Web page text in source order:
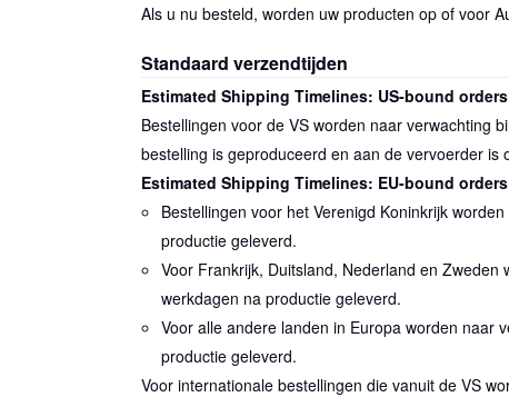
Als u nu besteld, worden uw producten op of voor
Standaard verzendtijden
Estimated Shipping Timelines: US-bound orders
Bestellingen voor de VS worden naar verwachting
bestelling is geproduceerd en aan de vervoerder is
Estimated Shipping Timelines: EU-bound orders
Bestellingen voor het Verenigd Koninkrijk
productie geleverd.
Voor Frankrijk, Duitsland, Nederland en
werkdagen na productie geleverd.
Voor alle andere landen in Europa worden naar
productie geleverd.
Voor internationale bestellingen die vanuit de VS